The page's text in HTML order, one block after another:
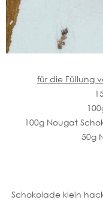
für die Füllung
100g Nougat
50g
Schokolade klein